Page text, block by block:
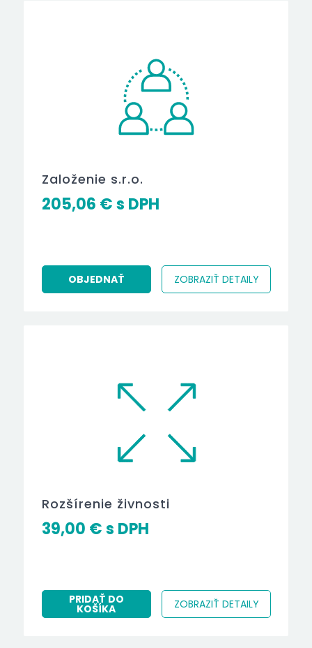
Založenie s.r.o.
205,06 €
OBJEDNAŤ ZOBRAZIŤ DETAILY
Rozšírenie živnosti
39,00 €
PRIDAŤ DO
KOŠÍKA ZOBRAZIŤ DETAILY